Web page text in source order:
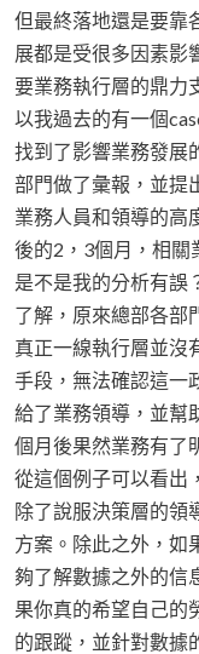
但最終落地還是要靠
展都是受很多因素影
要業務執行層的鼎力
以我過去的有一個
找到了影響業務發展
部門做了彙報，並提
業務人員和領導的高
後的2，3個月，相關
是不是我的分析有誤
了解，原來總部各部
真正一線執行層並沒
手段，無法確認這一
給了業務領導，並幫
個月後果然業務有了
從這個例子可以看出
除了說服決策層的領
方案。除此之外，如
夠了解數據之外的信
果你真的希望自己的
的跟蹤，並針對數據